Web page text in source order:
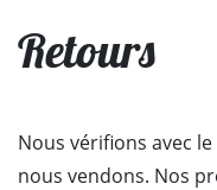
Retours
Nous vérifions avec
nous vendons. Nos